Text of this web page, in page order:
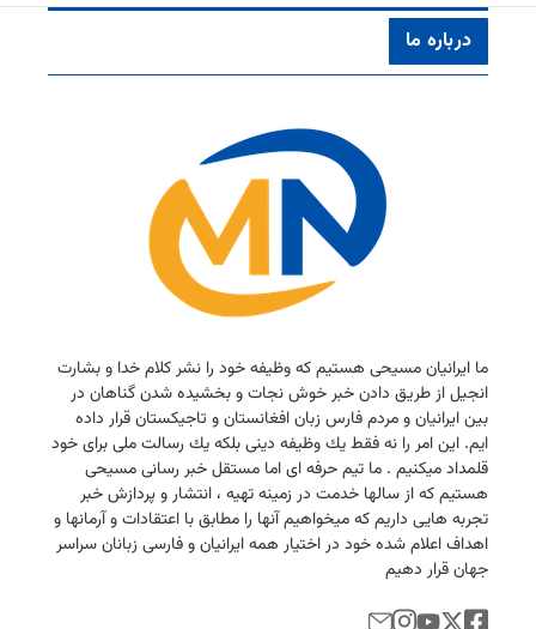
درباره ما
ما ایرانیان مسیحی هستیم كه وظیفه خود را نشر كلام خدا و بشارت
انجیل از طریق دادن خبر خوش نجات و بخشیده شدن گناهان در
بین ایرانیان و مردم فارس زبان افغانستان و تاجیكستان قرار داده
ایم. این امر را نه فقط یك وظیفه دینی بلكه یك رسالت ملی برای خود
قلمداد میكنیم . ما تیم حرفه ای اما مستقل خبر رسانی مسیحی
هستیم كه از سالها خدمت در زمینه تهیه ، انتشار و پردازش خبر
تجربه هایی داریم كه میخواهیم آنها را مطابق با اعتقادات و آرمانها و
اهداف اعلام شده خود در اختیار همه ایرانیان و فارسی زبانان سراسر
جهان قرار دهیم